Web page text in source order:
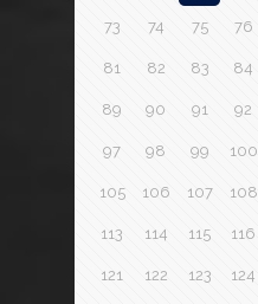
73 74 75 76
81 82 83 84
89 90 91 92
97 98 99 100
105 106 107 108
113 114 115 116
121 122 123 124